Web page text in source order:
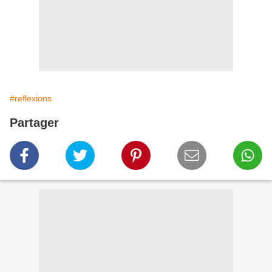
#reflexions
Partager